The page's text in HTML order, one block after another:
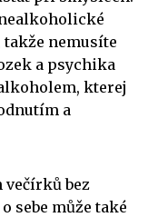
nemusíte
a psychika
kterej
a
večírků bez
sebe může také